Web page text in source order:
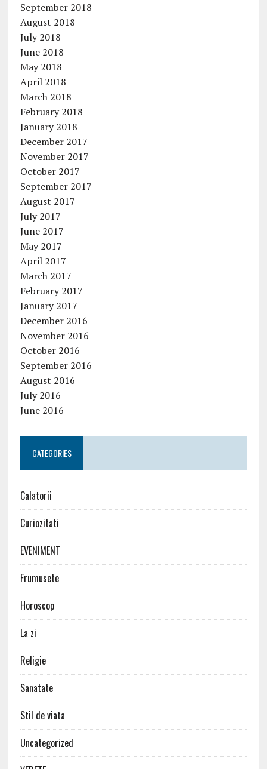
September 2018
August 2018
July 2018
June 2018
May 2018
April 2018
March 2018
February 2018
January 2018
December 2017
November 2017
October 2017
September 2017
August 2017
July 2017
June 2017
May 2017
April 2017
March 2017
February 2017
January 2017
December 2016
November 2016
October 2016
September 2016
August 2016
July 2016
June 2016
CATEGORIES
Calatorii
Curiozitati
EVENIMENT
Frumusete
Horoscop
La zi
Religie
Sanatate
Stil de viata
Uncategorized